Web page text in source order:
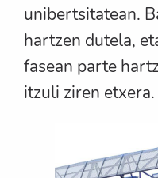
unibertsitatean.
hartzen dutela,
fasean parte
itzuli ziren etxera.